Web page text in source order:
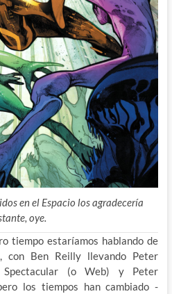
en el Espacio los agradecería
oye.
tiempo estaríamos hablando de
con Ben Reilly llevando Peter
Spectacular (o Web) y Peter
los tiempos han cambiado -